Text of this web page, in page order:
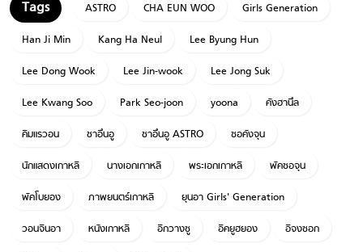
ASTRO CHA EUN WOO
Girls Generation
Han Ji Min
Kang Ha Neul
Lee Byung Hun
Lee Dong Wook
Lee Jin-wook
Lee Jong Suk
Lee Kwang Soo
Park Seo-joon yoona
คังฮานึล
คิมแรวอน
ชาอึนอู ชาอึนอู ASTRO
ซอคังจุน
นักแสดงเกาหลี
นางเอกเกาหลี พระเอกเกาหลี
พัคซอจุน
พัคโบยอง
ภาพยนตร์เกาหลี
ยุนอา Girls' Generation
วอนจินอา
หนังเกาหลี อีกวางซู อีคยูฮยอง
อีจงซอก